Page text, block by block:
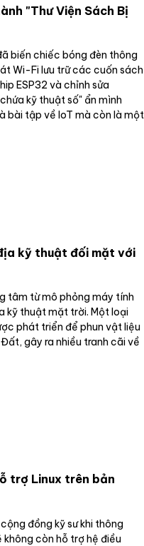
"Thư Viện Sách Bị
biến chiếc bóng đèn thông
Wi-Fi lưu trữ các cuốn sách
ESP32 và chỉnh sửa
kỹ thuật số" ẩn mình
bài tập về IoT mà còn là một
kỹ thuật đối mặt với
tâm từ mô phỏng máy tính
kỹ thuật mặt trời. Một loại
phát triển để phun vật liệu
gây ra nhiều tranh cãi về
trợ Linux trên bản
đồng kỹ sư khi thông
còn hỗ trợ hệ điều